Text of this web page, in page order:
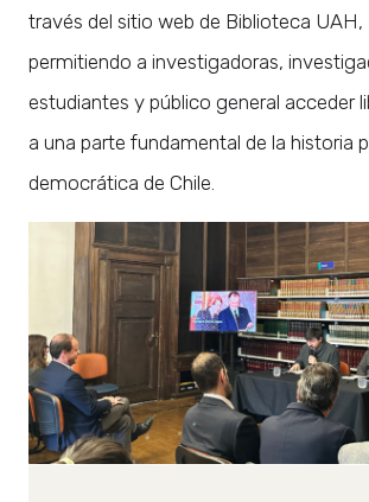
través del sitio web de Biblioteca UAH,
permitiendo a investigadoras,
estudiantes y público general acceder
a una parte fundamental de la historia
democrática de Chile.